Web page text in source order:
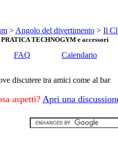
> Angolo del divertimento > Il
PRATICA TECHNOGYM e accessori
FAQ Calendario
discutere tra amici come al bar
aspetti? Apri una